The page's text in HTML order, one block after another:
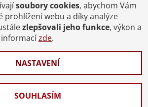
kolik dodaného cukru v sobě
více zde
/ degorzáž / odstřelení
kdy se šampaňské zbaví kvasinek
druhé zrání
soubory cookies, abychom Vám
prohlížení webu a díky analýze
zlepšovali jeho funkce, výkon a
zde.
NASTAVENÍ
SOUHLASÍM